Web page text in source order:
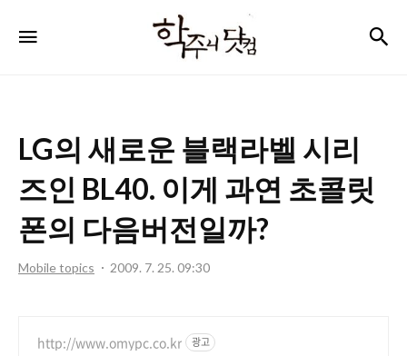
주
컴
LG의 새로운 블랙라벨 시리
즈인 BL40. 이게 과연 초콜릿
폰의 다음버전일까?
Mobile topics 2009. 7. 25. 09:30
http://www.omypc.co.kr 광고